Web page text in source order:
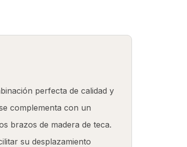
perfecta de calidad y
complementa con un
brazos de madera de teca.
su desplazamiento